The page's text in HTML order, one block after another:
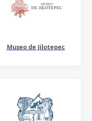
Museo de Jilotepec